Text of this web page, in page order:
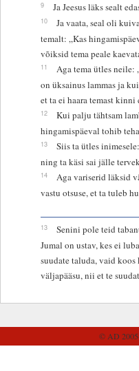
9 Ja Jeesus läks sealt
10
Ja vaata, seal oli
temalt: „Kas
võiksid tema peale
11
Aga tema ütles neile:
on üksainus lammas ja
et ta ei haara temast kinni
12
Kui palju tähtsam
hingamispäeval tohib
13
Siis ta ütles
ning ta käsi sai jälle
14
Aga variserid läksid
vastu otsuse, et ta tuleb
13
Senini pole teid
Jumal on ustav, kes ei
suudate taluda, vaid
väljapääsu, nii et te
© AD